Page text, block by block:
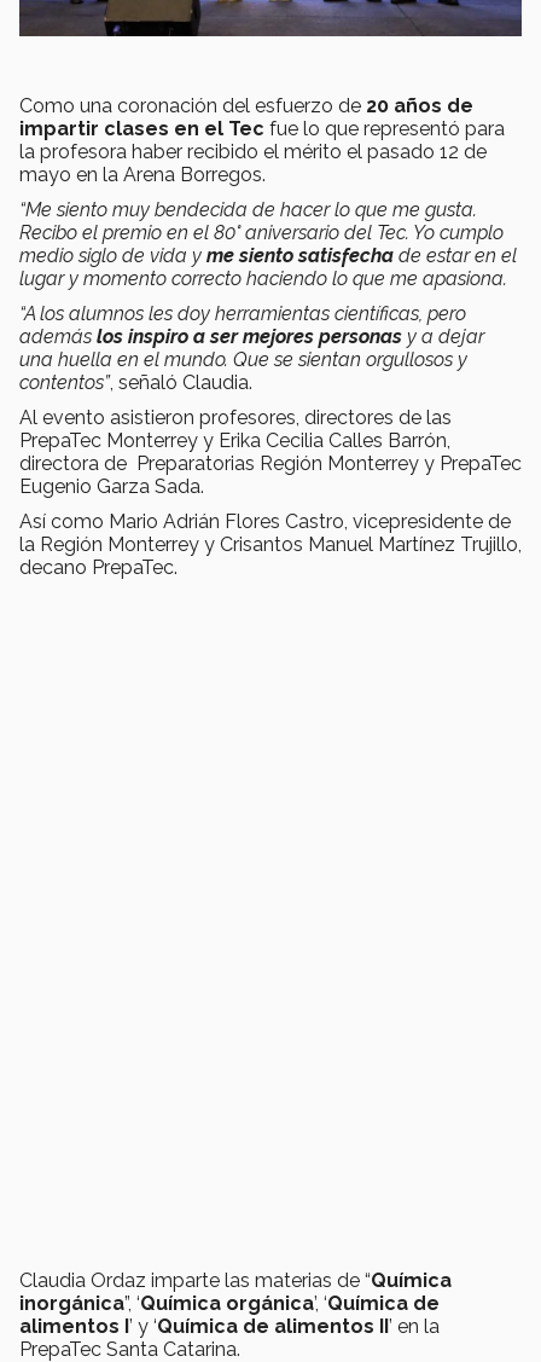
Como una coronación del esfuerzo de 20 años de
impartir clases en el Tec fue lo que representó para
la profesora haber recibido el mérito el pasado 12 de
mayo en la Arena Borregos.
“Me siento muy bendecida de hacer lo que me gusta.
Recibo el premio en el 80° aniversario del Tec. Yo cumplo
medio siglo de vida y me siento satisfecha de estar en el
lugar y momento correcto haciendo lo que me apasiona.
“A los alumnos les doy herramientas científicas, pero
además los inspiro a ser mejores personas y a dejar
una huella en el mundo. Que se sientan orgullosos y
contentos”, señaló Claudia.
Al evento asistieron profesores, directores de las
PrepaTec Monterrey y Erika Cecilia Calles Barrón,
directora de Preparatorias Región Monterrey y PrepaTec
Eugenio Garza Sada.
Así como Mario Adrián Flores Castro, vicepresidente de
la Región Monterrey y Crisantos Manuel Martínez Trujillo,
decano PrepaTec.
Claudia Ordaz imparte las materias de “Química
inorgánica”, ‘Química orgánica’, ‘Química de
alimentos I’ y ‘Química de alimentos II’ en la
PrepaTec Santa Catarina.